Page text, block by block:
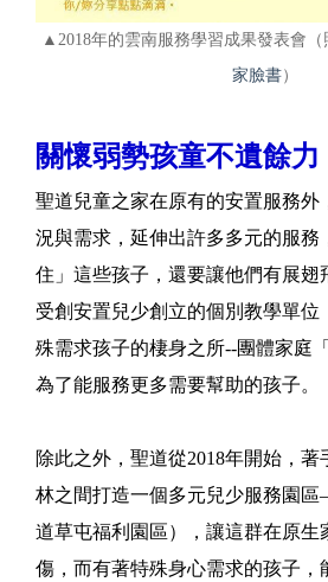
▲2018年的雲南服務學習成果發表會（
家臉書）
關懷弱勢孩童不遺餘力
聖道兒童之家在原有的安置服務外
況與需求，延伸出許多多元的服務
住」這些孩子，還要讓他們有展翅
受創安置兒少創立的個別教學單位
殊需求孩子的棲身之所--團體家庭
為了能服務更多需要幫助的孩子。
除此之外，聖道從2018年開始，
林之間打造一個多元兒少服務園
道草屯福利園區），讓這群在原生
傷，而有著特殊身心需求的孩子，